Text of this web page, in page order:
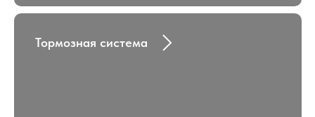
Тормозная система